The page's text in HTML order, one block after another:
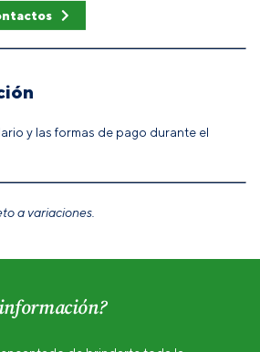
y las formas de pago durante el
a variaciones.